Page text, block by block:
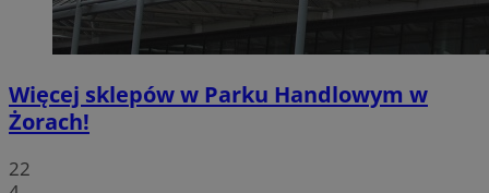
Więcej sklepów w Parku Handlowym w
Żorach!
22